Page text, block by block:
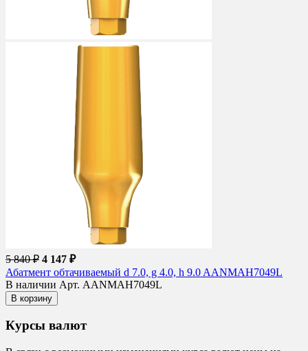
5 840 ₽ 4 147 ₽
Абатмент обтачиваемый d 7.0, g 4.0, h 9.0 AANMAH7049L
В наличии Арт. AANMAH7049L
В корзину
Курсы валют